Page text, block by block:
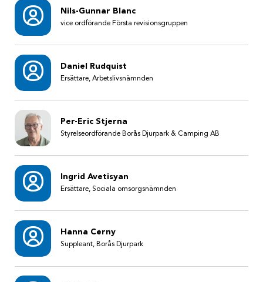
Nils-Gunnar Blanc
vice ordförande Första revisionsgruppen
Daniel Rudquist
Ersättare, Arbetslivsnämnden
Per-Eric Stjerna
Styrelseordförande Borås Djurpark & Camping AB
Ingrid Avetisyan
Ersättare, Sociala omsorgsnämnden
Hanna Cerny
Suppleant, Borås Djurpark